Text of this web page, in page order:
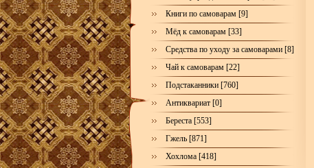
Книги по самоварам [9]
Мёд к самоварам [33]
Средства по уходу за самоварами [8]
Чай к самоварам [22]
Подстаканники [760]
Антиквариат [0]
Береста [553]
Гжель [871]
Хохлома [418]